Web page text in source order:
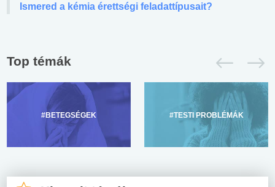
Ismered a kémia érettségi feladattípusait?
Top témák
#BETEGSÉGEK #TESTI PROBLÉMÁK